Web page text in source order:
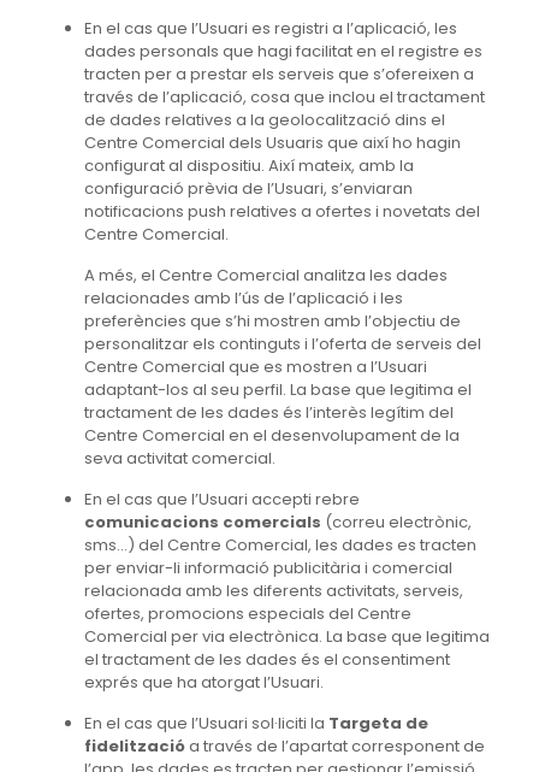
En el cas que l’Usuari es registri a l’aplicació, les
dades personals que hagi facilitat en el registre es
tracten per a prestar els serveis que s’ofereixen a
través de l’aplicació, cosa que inclou el tractament
de dades relatives a la geolocalització dins el
Centre Comercial dels Usuaris que així ho hagin
configurat al dispositiu. Així mateix, amb la
configuració prèvia de l’Usuari, s’enviaran
notificacions push relatives a ofertes i novetats del
Centre Comercial.
A més, el Centre Comercial analitza les dades
relacionades amb l’ús de l’aplicació i les
preferències que s’hi mostren amb l’objectiu de
personalitzar els continguts i l’oferta de serveis del
Centre Comercial que es mostren a l’Usuari
adaptant-los al seu perfil. La base que legitima el
tractament de les dades és l’interès legítim del
Centre Comercial en el desenvolupament de la
seva activitat comercial.
En el cas que l’Usuari accepti rebre
comunicacions comercials (correu electrònic,
sms…) del Centre Comercial, les dades es tracten
per enviar-li informació publicitària i comercial
relacionada amb les diferents activitats, serveis,
ofertes, promocions especials del Centre
Comercial per via electrònica. La base que legitima
el tractament de les dades és el consentiment
exprés que ha atorgat l’Usuari.
En el cas que l’Usuari sol·liciti la Targeta de
fidelitzacióa través de l’apartat corresponent de